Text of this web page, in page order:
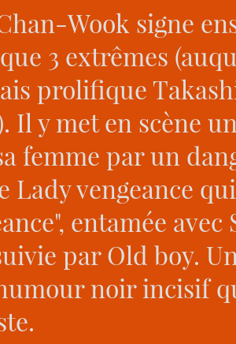
Wook signe
3 extrêmes
prolifique
Il y met en scène
femme par un
Lady vengeance
entamée
par Old boy.
noir incisif